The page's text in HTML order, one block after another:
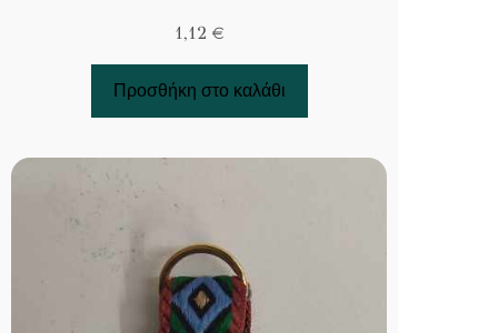
1,12 €
Προσθήκη στο καλάθι